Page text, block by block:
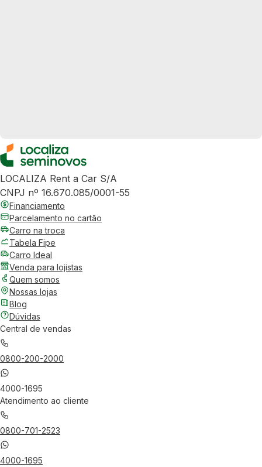
LOCALIZA Rent a Car S/A
CNPJ nº 16.670.085/0001-55
Financiamento
Parcelamento no cartão
Carro na troca
Tabela Fipe
Carro Ideal
Venda para lojistas
Quem somos
Nossas lojas
Blog
Dúvidas
Central de vendas
0800-200-2000
4000-1695
Atendimento ao cliente
0800-701-2523
4000-1695